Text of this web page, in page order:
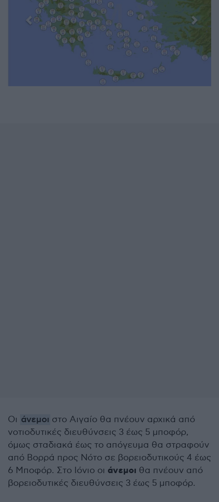
Οι άνεμοι στο Αιγαίο θα πνέουν αρχικά από
νοτιοδυτικές διευθύνσεις 3 έως 5 μποφόρ,
όμως σταδιακά έως το απόγευμα θα στραφούν
από Βορρά προς Νότο σε βορειοδυτικούς 4 έως
6 Μποφόρ. Στο Ιόνιο οι άνεμοι θα πνέουν από
βορειοδυτικές διευθύνσεις 3 έως 5 μποφόρ.